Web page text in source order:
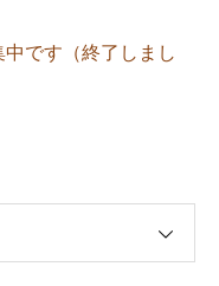
です（終了しまし